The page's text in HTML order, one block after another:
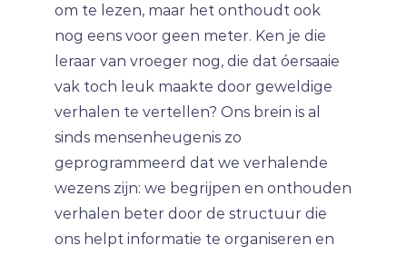
om te lezen, maar het onthoudt ook
nog eens voor geen meter. Ken je die
leraar van vroeger nog, die dat óersaaie
vak toch leuk maakte door geweldige
verhalen te vertellen? Ons brein is al
sinds mensenheugenis zo
geprogrammeerd dat we verhalende
wezens zijn: we begrijpen en onthouden
verhalen beter door de structuur die
ons helpt informatie te organiseren en